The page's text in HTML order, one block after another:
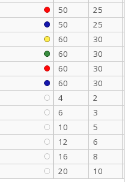
50 25
50 25
60 30
60 30
60 30
60 30
4 2
6 3
10 5
12 6
16 8
20 10